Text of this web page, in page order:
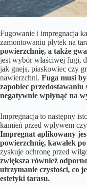
Fugowanie i impregnacja
zamontowaniu płytek na
powierzchnię, a także
jest wybór właściwej fugi,
jak gnejs, piaskowiec czy
nawierzchni. Fuga musi
zapobiec
negatywnie wpłynąć na
Impregnacja to następny
kamień przed wpływem
Impregnat aplikowany
powierzchnię, kawałek
zyskuje ochronę przed
zwiększa również
utrzymanie czystości, co
estetyki tarasu.